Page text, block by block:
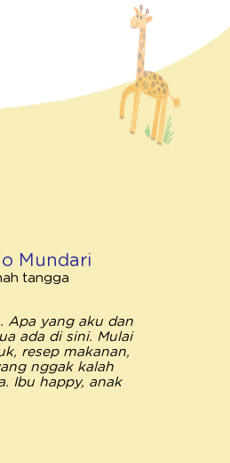
Mundari
tangga
Apa yang aku dan
ada di sini. Mulai
resep makanan,
nggak kalah
Ibu happy, anak